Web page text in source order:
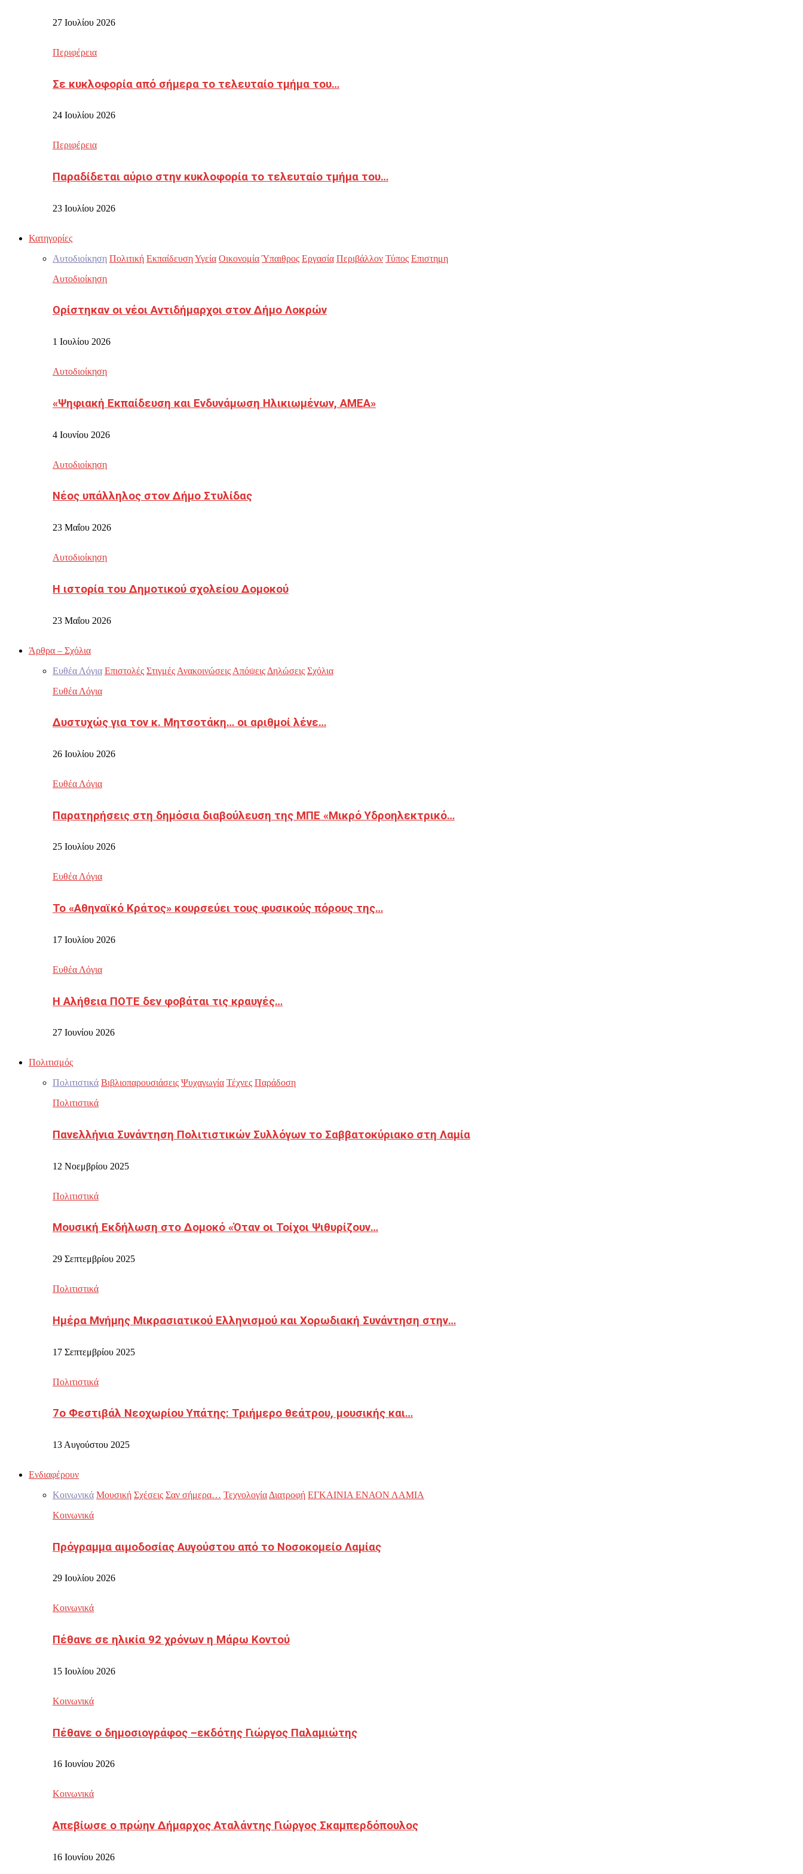
27 Ιουλίου 2026
Περιφέρεια
Σε κυκλοφορία από σήμερα το τελευταίο τμήμα του…
24 Ιουλίου 2026
Περιφέρεια
Παραδίδεται αύριο στην κυκλοφορία το τελευταίο τμήμα του…
23 Ιουλίου 2026
Κατηγορίες
Αυτοδιοίκηση Πολιτική ΕκπαίδευσηΥγεία Οικονομία Ύπαιθρος Εργασία Περιβάλλον Τύπος Επιστημη
Αυτοδιοίκηση
Ορίστηκαν οι νέοι Αντιδήμαρχοι στον Δήμο Λοκρών
1 Ιουλίου 2026
Αυτοδιοίκηση
«Ψηφιακή Εκπαίδευση και Ενδυνάμωση Ηλικιωμένων, ΑΜΕΑ»
4 Ιουνίου 2026
Αυτοδιοίκηση
Νέος υπάλληλος στον Δήμο Στυλίδας
23 Μαΐου 2026
Αυτοδιοίκηση
Η ιστορία του Δημοτικού σχολείου Δομοκού
23 Μαΐου 2026
Άρθρα – Σχόλια
Ευθέα Λόγια Επιστολές Στιγμές Ανακοινώσεις Απόψεις Δηλώσεις Σχόλια
Ευθέα Λόγια
Δυστυχώς για τον κ. Μητσοτάκη… οι αριθμοί λένε…
26 Ιουλίου 2026
Ευθέα Λόγια
Παρατηρήσεις στη δημόσια διαβούλευση της ΜΠΕ «Μικρό Υδροηλεκτρικό…
25 Ιουλίου 2026
Ευθέα Λόγια
Το «Αθηναϊκό Κράτος» κουρσεύει τους φυσικούς πόρους της…
17 Ιουλίου 2026
Ευθέα Λόγια
Η Αλήθεια ΠΟΤΕ δεν φοβάται τις κραυγές…
27 Ιουνίου 2026
Πολιτισμός
Πολιτιστικά Βιβλιοπαρουσιάσεις Ψυχαγωγία Τέχνες Παράδοση
Πολιτιστικά
Πανελλήνια Συνάντηση Πολιτιστικών Συλλόγων το Σαββατοκύριακο στη Λαμία
12 Νοεμβρίου 2025
Πολιτιστικά
Μουσική Εκδήλωση στο Δομοκό «Όταν οι Τοίχοι Ψιθυρίζουν…
29 Σεπτεμβρίου 2025
Πολιτιστικά
Ημέρα Μνήμης Μικρασιατικού Ελληνισμού και Χορωδιακή Συνάντηση στην…
17 Σεπτεμβρίου 2025
Πολιτιστικά
7ο Φεστιβάλ Νεοχωρίου Υπάτης: Τριήμερο θεάτρου, μουσικής και…
13 Αυγούστου 2025
Ενδιαφέρουν
Κοινωνικά Μουσική Σχέσεις Σαν σήμερα… Τεχνολογία Διατροφή ΕΓΚΑΙΝΙΑ ΕΝΑΟΝ ΛΑΜΙΑ
Κοινωνικά
Πρόγραμμα αιμοδοσίας Αυγούστου από το Νοσοκομείο Λαμίας
29 Ιουλίου 2026
Κοινωνικά
Πέθανε σε ηλικία 92 χρόνων η Μάρω Κοντού
15 Ιουλίου 2026
Κοινωνικά
Πέθανε ο δημοσιογράφος –εκδότης Γιώργος Παλαμιώτης
16 Ιουνίου 2026
Κοινωνικά
Απεβίωσε ο πρώην Δήμαρχος Αταλάντης Γιώργος Σκαμπερδόπουλος
16 Ιουνίου 2026